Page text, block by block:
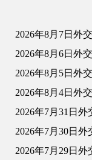
2026年8月7日外
2026年8月6日外
2026年8月5日外
2026年8月4日外
2026年7月31日
2026年7月30日
2026年7月29日